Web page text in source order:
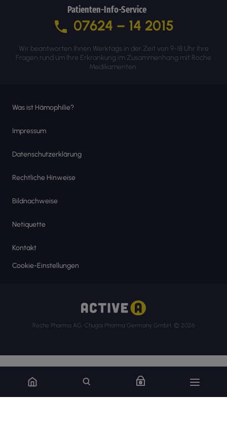
Roche Pharma AG, Chugai Pharma Germany GmbH. © 2026
Was ist Hämophilie?
Impressum
Datenschutzerklärung
Rechtliche Hinweise
Bildnachweise
Netiquette
Kontakt
Cookie-Einstellungen
Patienten-Info-Service
07624 – 14 2015
Wir beantworten Ihnen Werktags in der Zeit von 9-18 Uhr Ihre
Fragen rund um Ihre Erkrankung im Zusammenhang mit Roche
Medikamenten.